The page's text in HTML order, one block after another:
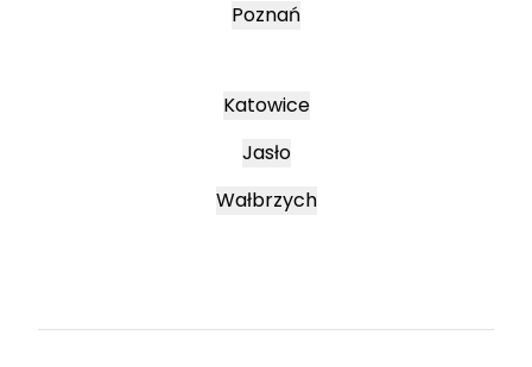
Poznań
Katowice
Jasło
Wałbrzych